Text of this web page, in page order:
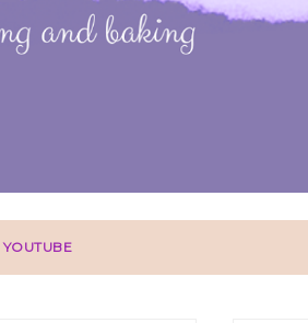
YOUTUBE